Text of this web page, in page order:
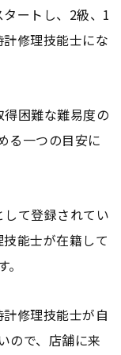
ートし、2級、1
修理技能士にな
困難な難易度の
る一つの目安に
て登録されてい
能士が在籍して
修理技能士が自
ので、店舗に来